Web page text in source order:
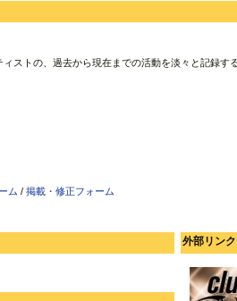
ストの、過去から現在までの活動を淡々と記録する
ム / 掲載・修正フォーム
外部リンク